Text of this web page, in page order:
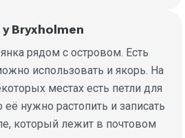
Bryxholmen
рядом с островом. Есть
использовать и якорь. На
местах есть петли для
её нужно растопить и записать
который лежит в почтовом